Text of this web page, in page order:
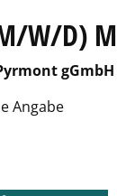
W/D)
gGmbH
Angabe